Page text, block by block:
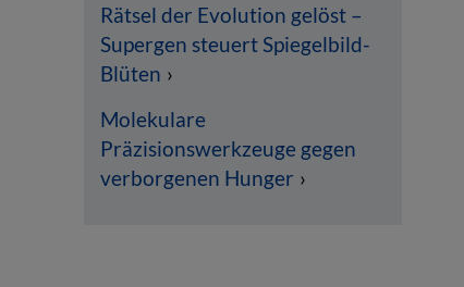
Rätsel der Evolution gelöst –
Supergen steuert Spiegelbild-
Blüten
Molekulare
Präzisionswerkzeuge gegen
verborgenen Hunger